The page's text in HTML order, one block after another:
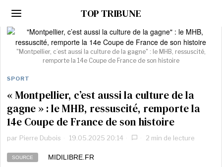
TOP TRIBUNE
"Montpellier, c’est aussi la culture de la gagne" : le MHB, ressuscité,
remporte la 14e Coupe de France de son histoire
SPORT
« Montpellier, c’est aussi la culture de la
gagne » : le MHB, ressuscité, remporte la
14e Coupe de France de son histoire
par Pierre Dubois 19.05.2025 20:14 2 min de lecture
SOURCE MIDILIBRE.FR